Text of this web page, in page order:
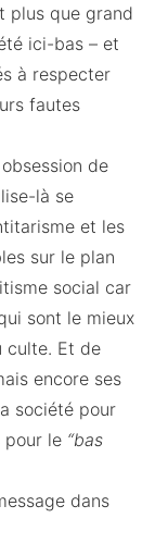
plus que grand
ici-bas – et
à respecter
fautes
de
là se
et les
sur le plan
social car
sont le mieux
culte. Et de
encore ses
société pour
pour le “bas
dans